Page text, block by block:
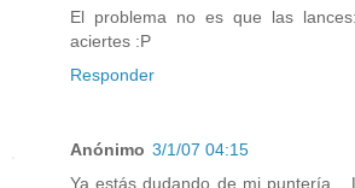
El problema no es que las
aciertes :P
Responder
Anónimo 3/1/07 04:15
Ya estás dudando de mi